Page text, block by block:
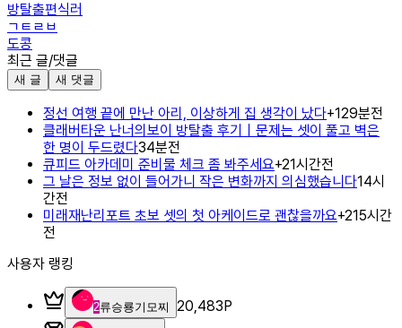
방탈출편식러
ㄱㅌㄹㅂ
도콩
최근 글/댓글
새 글 새 댓글
정선 여행 끝에 만난 아리, 이상하게 집 생각이 났다+129분전
클래버타운 난너의보이 방탈출 후기｜문제는 셋이 풀고 벽은
한 명이 두드렸다34분전
큐피드 아카데미 준비물 체크 좀 봐주세요+21시간전
그 날은 정보 없이 들어가니 작은 변화까지 의심했습니다14시
간전
미래재난리포트 초보 셋의 첫 아케이드로 괜찮을까요+215시간
전
사용자 랭킹
2류승룡기모찌 20,483P